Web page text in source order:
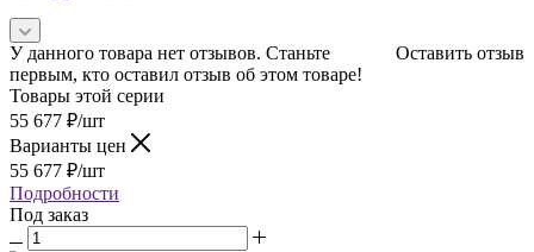
Оставить отзыв
У данного товара нет отзывов. Станьте
первым, кто оставил отзыв об этом товаре!
Товары этой серии
55 677 ₽/шт
Варианты цен
55 677 ₽/шт
Подробности
Под заказ